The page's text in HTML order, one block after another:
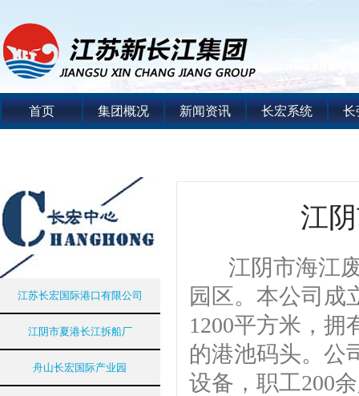
首页 集团概况 新闻资讯 长宏系统 长
江苏长宏国际港口有限公司
江阴市夏港长江拆船厂
舟山长宏国际产业园
江
江阴市海江废
园区。本公司成
1200平方米，拥
的港池码头。公
设备，职工200